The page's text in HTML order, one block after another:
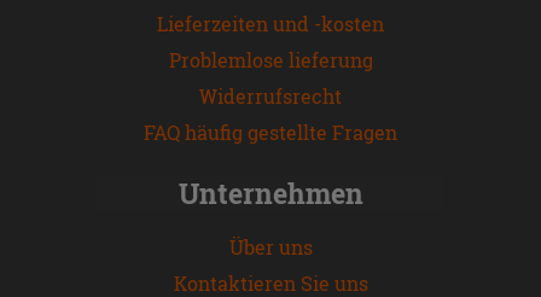
Lieferzeiten und -kosten
Problemlose lieferung
Widerrufsrecht
FAQ häufig gestellte Fragen
Unternehmen
Über uns
Kontaktieren Sie uns